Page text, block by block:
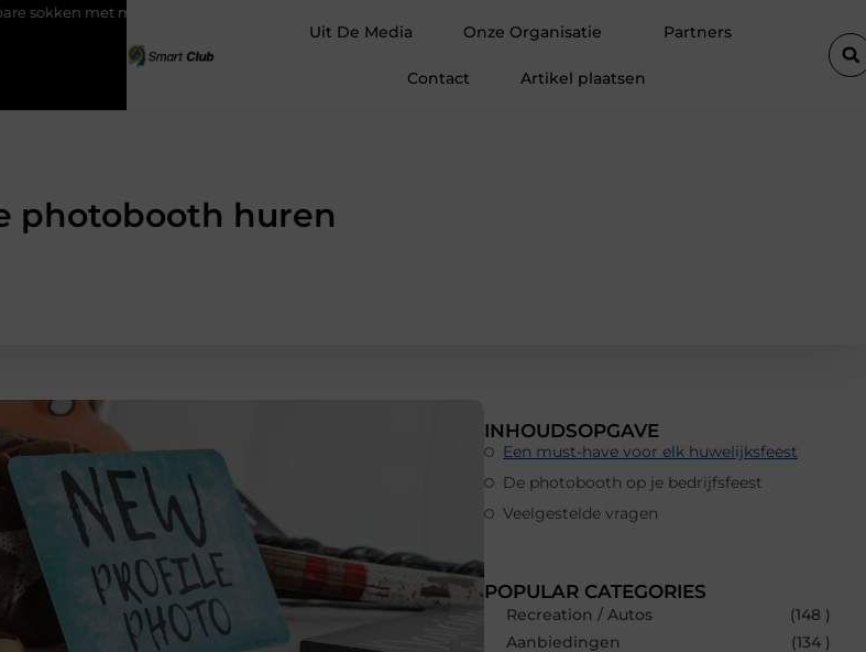
comfort Fysio Bleiswijk: professionele ondersteuning voor een actief leven
Uit De Media Onze Organisatie Partners
Contact Artikel plaatsen
photobooth huren
INHOUDSOPGAVE
Een must-have voor elk huwelijksfeest
De photobooth op je bedrijfsfeest
Veelgestelde vragen
POPULAR CATEGORIES
Recreation / Autos
(148 )
Aanbiedingen
(134 )